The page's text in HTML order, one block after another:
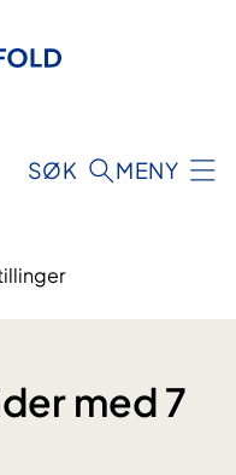
SØK MENY
med 7